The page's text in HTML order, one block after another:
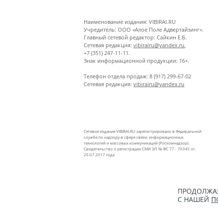
Наименование издания: VIBIRAI.RU
Учредитель: ООО «Алое Поле Адвертайзинг».
Главный сетевой редактор: Сайкин Е.Б.
Сетевая редакция: vibirairu@yandex.ru
+7 (351) 247-11-11.
Знак информационной продукции: 16+.
Телефон отдела продаж: 8 (917) 299-67-02
Сетевая редакция: vibirairu@yandex.ru
Сетевое издание VIBIRAI.RU зарегистрировано в Федеральной
службе по надзору в сфере связи, информационных
технологий и массовых коммуникаций (Роскомнадзор).
Свидетельство о регистрации СМИ ЭЛ № ФС 77 - 70345 от
20.07.2017 года
С НАШЕЙ